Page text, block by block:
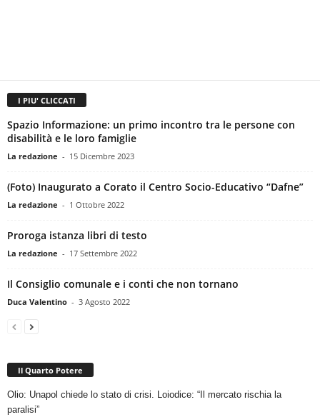
I PIU' CLICCATI
Spazio Informazione: un primo incontro tra le persone con
disabilità e le loro famiglie
La redazione - 15 Dicembre 2023
(Foto) Inaugurato a Corato il Centro Socio-Educativo “Dafne”
La redazione - 1 Ottobre 2022
Proroga istanza libri di testo
La redazione - 17 Settembre 2022
Il Consiglio comunale e i conti che non tornano
Duca Valentino - 3 Agosto 2022
Il Quarto Potere
Olio: Unapol chiede lo stato di crisi. Loiodice: “Il mercato rischia la
paralisi”